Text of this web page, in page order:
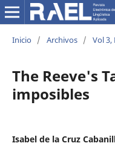
Inicio / Archivos / Vol 3,
The Reeve's
imposibles
Isabel de la Cruz